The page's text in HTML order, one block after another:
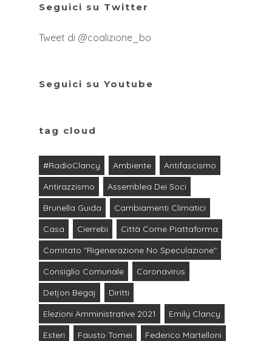
Seguici su Twitter
Tweet di @coalizione_bo
Seguici su Youtube
tag cloud
#RadioClancy Ambiente
Antifascismo
Antirazzismo
Assemblea Dei Soci
Brunella Guida
Cambiamenti Climatici
Casa
Cierrebi
Città Come Piattaforma
Comitato "Rigenerazione No Speculazione"
Consiglio Comunale
Coronavirus
Detjon Begaj
Diritti
Elezioni Amministrative 2021
Emily Clancy
Esteri
Fausto Tomei
Federico Martelloni